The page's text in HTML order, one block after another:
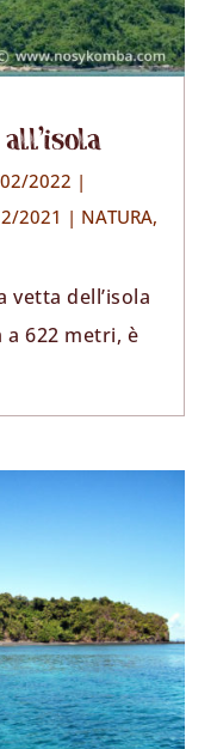
02/2022 |
2021 | NATURA,
vetta dell’isola
a 622 metri, è